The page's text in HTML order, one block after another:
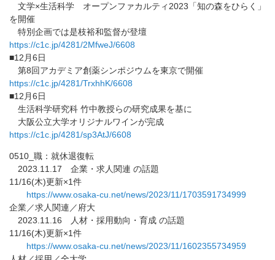
文学×生活科学 オープンファカルティ2023「知の森をひらく」
を開催
特別企画では是枝裕和監督が登壇
https://c1c.jp/4281/2MfweJ/6608
■12月6日
第8回アカデミア創薬シンポジウムを東京で開催
https://c1c.jp/4281/TrxhhK/6608
■12月6日
生活科学研究科 竹中教授らの研究成果を基に
大阪公立大学オリジナルワインが完成
https://c1c.jp/4281/sp3AtJ/6608
0510_職：就休退復転
2023.11.17 企業・求人関連 の話題
11/16(木)更新×1件
https://www.osaka-cu.net/news/2023/11/1703591734999
企業／求人関連／府大
2023.11.16 人材・採用動向・育成 の話題
11/16(木)更新×1件
https://www.osaka-cu.net/news/2023/11/1602355734959